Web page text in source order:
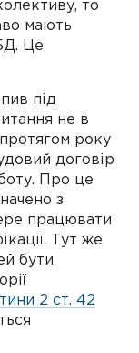
то
мають
Це
під
не в
протягом року
договір
Про це
з
працювати
Тут же
бути
2 ст. 42